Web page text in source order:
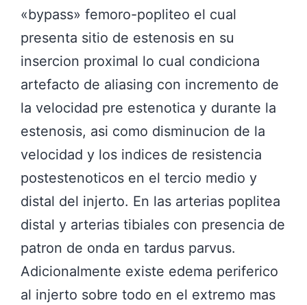
«bypass» femoro-popliteo el cual
presenta sitio de estenosis en su
insercion proximal lo cual condiciona
artefacto de aliasing con incremento de
la velocidad pre estenotica y durante la
estenosis, asi como disminucion de la
velocidad y los indices de resistencia
postestenoticos en el tercio medio y
distal del injerto. En las arterias poplitea
distal y arterias tibiales con presencia de
patron de onda en tardus parvus.
Adicionalmente existe edema periferico
al injerto sobre todo en el extremo mas